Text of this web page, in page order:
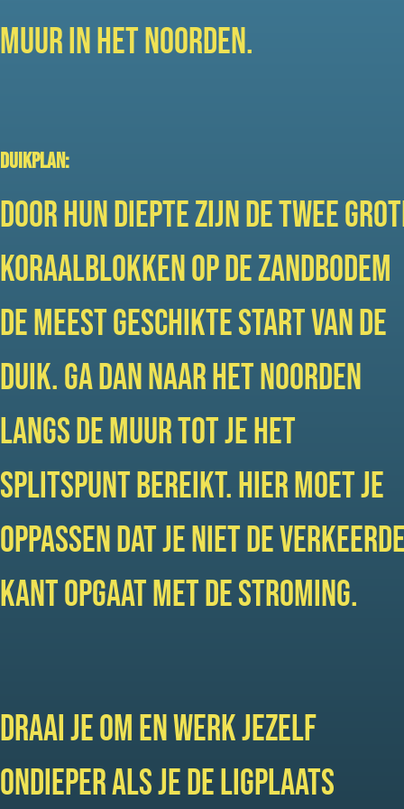
muur in het noorden.
Duikplan:
Door hun diepte zijn de twee
koraalblokken op de zandbodem
de meest geschikte start van de
duik. Ga dan naar het noorden
langs de muur tot je het
splitspunt bereikt. Hier moet je
oppassen dat je niet de
kant opgaat met de stroming.
Draai je om en werk jezelf
ondieper als je de ligplaats